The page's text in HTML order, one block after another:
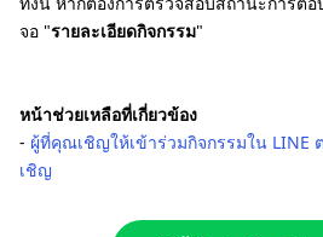
จอ "รายละเอียดกิจกรรม"
หน้าช่วยเหลือที่เกี่ยวข้อง
- ผู้ที่คุณเชิญให้เข้าร่วมกิจกรรมใน LINE
เชิญ